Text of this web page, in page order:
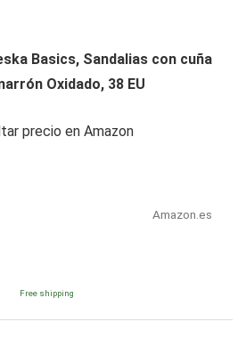
Basics, Sandalias con cuña
Oxidado, 38 EU
precio en Amazon
Amazon.es
Free shipping